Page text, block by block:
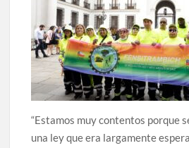
“Estamos muy contentos porque
una ley que era largamente